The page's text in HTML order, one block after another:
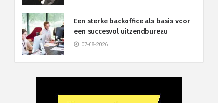
Een sterke backoffice als basis voor
een succesvol uitzendbureau
07-08-2026